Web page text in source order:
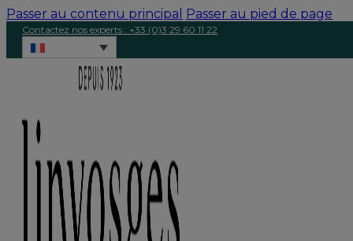
Passer au contenu principal Passer au pied de page
Contactez nos experts : +33 (0)3 29 60 11 22